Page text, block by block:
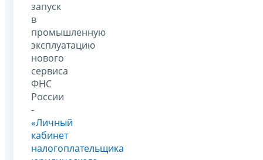
запуск
в
промышленную
эксплуатацию
нового
сервиса
ФНС
России
-
«Личный
кабинет
налогоплательщика